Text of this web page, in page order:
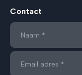
Contact